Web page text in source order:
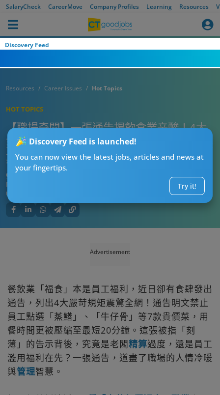
SalaryCheck CareerMove Company Profiles Learning Resources
Discovery Feed
Discovery Feed is launched!
You can now view the latest jobs, articles and news at
your fingertips.
Try it!
Resources Career Issues Hot Topics
HOT TOPICS
【職場奇聞】一張通告揭飲食業辛酸！4大
刻薄規矩+7大禁食菜式！睇完即刻明點解長
期缺人！
CT熱話管理員
Published:
Updated:
Advertisement
餐飲業「福食」本是員工福利，近日卻有食肆發出
通告，列出4大嚴苛規矩震驚全網！通告明文禁止
員工點選「蒸鱔」、「牛仔骨」等7款貴價菜，用
餐時間更被壓縮至最短20分鐘。這張被指「刻
薄」的告示背後，究竟是老闆精算過度，還是員工
濫用福利在先？一張通告，道盡了職場的人情冷暖
與管理智慧。